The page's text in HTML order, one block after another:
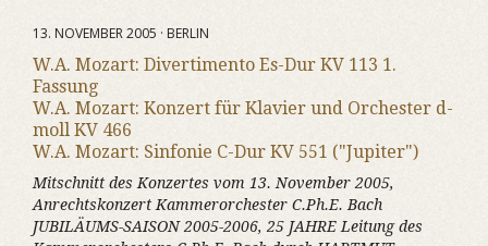
13. NOVEMBER 2005 · BERLIN
W.A. Mozart: Divertimento Es-Dur KV 113 1.
Fassung
W.A. Mozart: Konzert für Klavier und Orchester d-
moll KV 466
W.A. Mozart: Sinfonie C-Dur KV 551 ("Jupiter")
Mitschnitt des Konzertes vom 13. November 2005,
Anrechtskonzert Kammerorchester C.Ph.E. Bach
JUBILÄUMS-SAISON 2005-2006, 25 JAHRE Leitung des